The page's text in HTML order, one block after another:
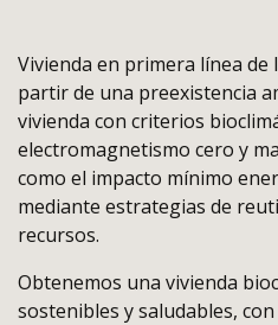
Vivienda en primera línea de
partir de una preexistencia
vivienda con criterios
electromagnetismo cero y
como el impacto mínimo
mediante estrategias de
recursos.
Obtenemos una vivienda
sostenibles y saludables,